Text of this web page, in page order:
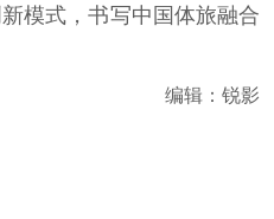
模式，书写中国体旅融合
编辑：锐影